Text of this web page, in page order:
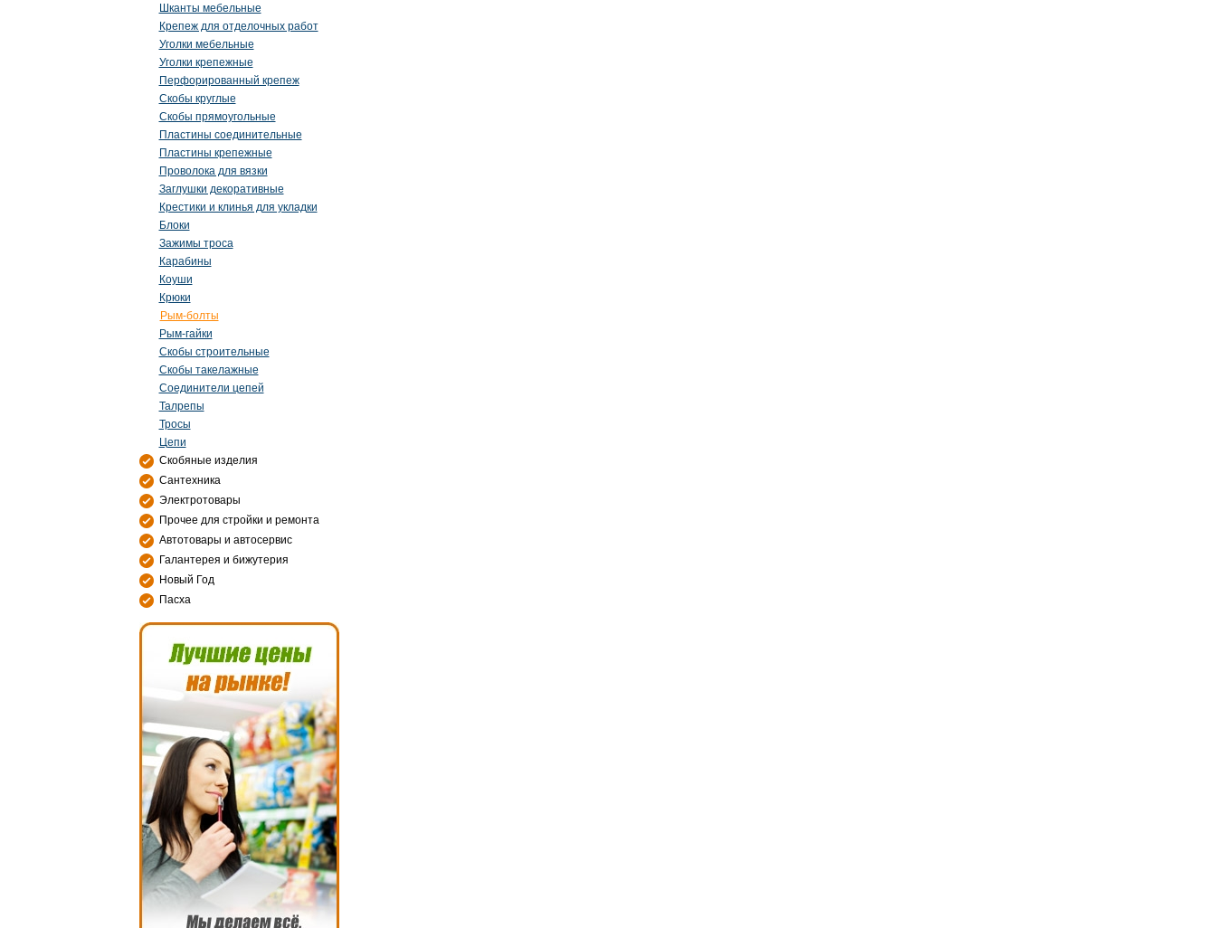
Шканты мебельные
Крепеж для отделочных работ
Уголки мебельные
Уголки крепежные
Перфорированный крепеж
Скобы круглые
Скобы прямоугольные
Пластины соединительные
Пластины крепежные
Проволока для вязки
Заглушки декоративные
Крестики и клинья для укладки
Блоки
Зажимы троса
Карабины
Коуши
Крюки
Рым-болты
Рым-гайки
Скобы строительные
Скобы такелажные
Соединители цепей
Талрепы
Тросы
Цепи
Скобяные изделия
Сантехника
Электротовары
Прочее для стройки и ремонта
Автотовары и автосервис
Галантерея и бижутерия
Новый Год
Пасха